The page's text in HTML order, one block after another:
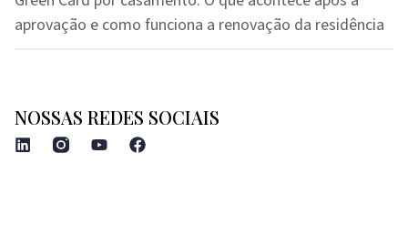
aprovação e como funciona a renovação da residência
NOSSAS REDES SOCIAIS